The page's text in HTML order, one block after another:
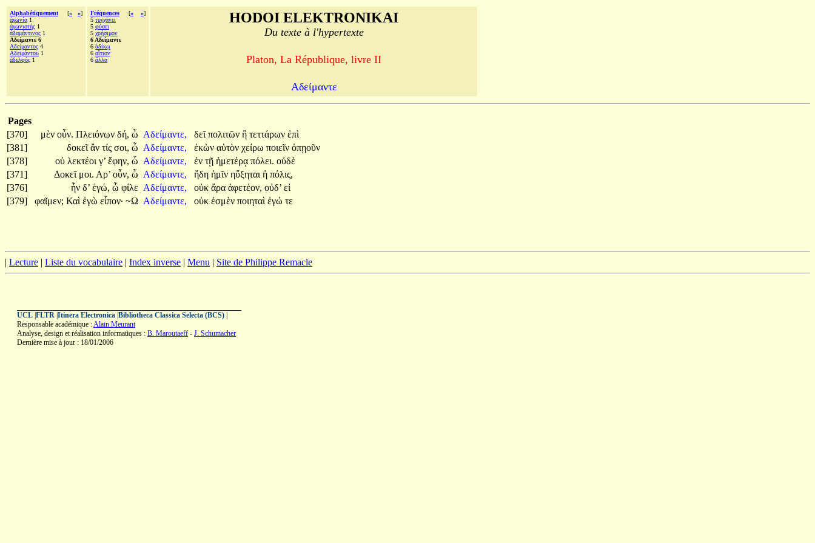
Alphabétiquement [« »]
ἀγωνία 1
ἀγωνιστής 1
ἀδαμάντινος 1
Αδείμαντε 6
Αδείμαντος 4
Αδειμάντου 1
ἀδελφός 1
Fréquences [« »]
5 τυγχάνει
5 φύσει
5 χρήσιμον
6 Αδείμαντε
6 ἀδίκῳ
6 αἴτιον
6 ἄλλα
HODOI ELEKTRONIKAI
Du texte à l'hypertexte
Platon, La République, livre II
Αδείμαντε
Pages
[370]
μὲν οὖν. Πλειόνων δή, ὦ Αδείμαντε, δεῖπολιτῶν ἢ τεττάρων ἐπὶ
[381]
δοκεῖἄν τίς σοι, ὦ Αδείμαντε, ἑκὼν αὑτὸν χείρω ποιεῖν ὁπῃοῦν
[378]
οὐ λεκτέοι γ’ ἔφην, ὦ Αδείμαντε, ἐν τῇ ἡμετέρᾳ πόλει. οὐδὲ
[371]
Δοκεῖ μοι. Αρ’ οὖν, ὦ Αδείμαντε, ἤδη ἡμῖν ηὔξηται ἡ πόλις,
[376]
ἦν δ’ ἐγώ, ὦ φίλε Αδείμαντε, οὐκ ἄρα ἀφετέον, οὐδ’ εἰ
[379]
φαῖμεν; Καὶ ἐγὼ εἶπον· ~Ω Αδείμαντε, οὐκ ἐσμὲν ποιηταὶ ἐγώ τε
| Lecture | Liste du vocabulaire | Index inverse | Menu | Site de Philippe Remacle
UCL FLTR Itinera Electronica Bibliotheca Classica Selecta (BCS)
Responsable académique :Alain Meurant
Analyse, design et réalisation informatiques : B. Maroutaeff - J. Schumacher
Dernière mise à jour : 18/01/2006